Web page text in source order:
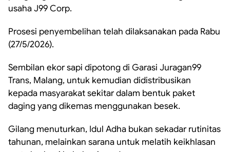
usaha J99 Corp.
Prosesi penyembelihan telah dilaksanakan pada Rabu
(27/5/2026).
Sembilan ekor sapi dipotong di Garasi Juragan99
Trans, Malang, untuk kemudian didistribusikan
kepada masyarakat sekitar dalam bentuk paket
daging yang dikemas menggunakan besek.
Gilang menuturkan, Idul Adha bukan sekadar rutinitas
tahunan, melainkan sarana untuk melatih keikhlasan